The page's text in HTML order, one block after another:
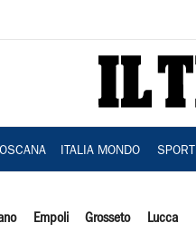
ITALIA MONDO SPORT
Empoli Grosseto Lucca